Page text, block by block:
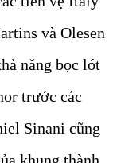
và Olesen
năng bọc lót
trước các
Sinani cũng